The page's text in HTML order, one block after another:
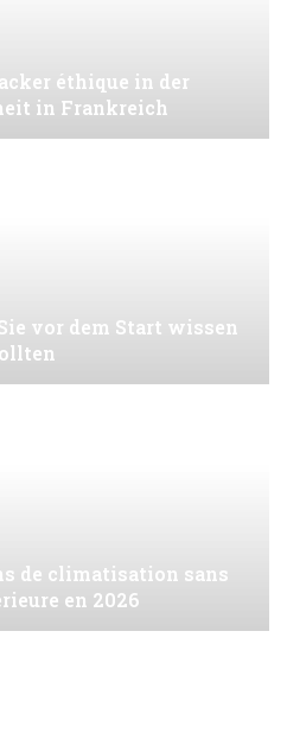
éthique in der
in Frankreich
vor dem Start wissen
de climatisation sans
en 2026